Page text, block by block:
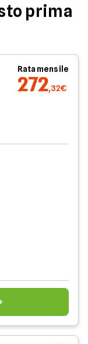
prima
Rata mensile
272,32€